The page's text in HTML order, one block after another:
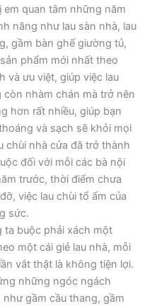
quan tâm những năm
năng như lau sàn nhà, lau
gầm bàn ghế giường tủ,
phẩm mới nhất theo
và ưu việt, giúp việc lau
nhàm chán mà trở nên
hơn rất nhiều, giúp bạn
và sạch sẽ khỏi mọi
chùi nhà cửa đã trở thành
đối với mỗi các bà nội
trước, thời điểm chưa
việc lau chùi tổ ấm của
sức.
ta buộc phải xách một
một cái giẻ lau nhà, mỗi
vắt thật là không tiện lợi.
những ngóc ngách
gầm cầu thang, gầm